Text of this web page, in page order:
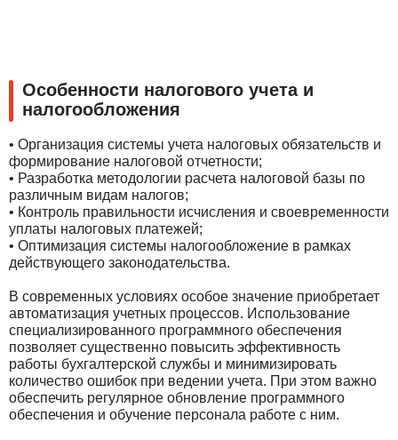
Особенности налогового учета и
налогообложения
• Организация системы учета налоговых обязательств и
формирование налоговой отчетности;
• Разработка методологии расчета налоговой базы по
различным видам налогов;
• Контроль правильности исчисления и своевременности
уплаты налоговых платежей;
• Оптимизация системы налогообложение в рамках
действующего законодательства.
В современных условиях особое значение приобретает
автоматизация учетных процессов. Использование
специализированного программного обеспечения
позволяет существенно повысить эффективность
работы бухгалтерской службы и минимизировать
количество ошибок при ведении учета. При этом важно
обеспечить регулярное обновление программного
обеспечения и обучение персонала работе с ним.